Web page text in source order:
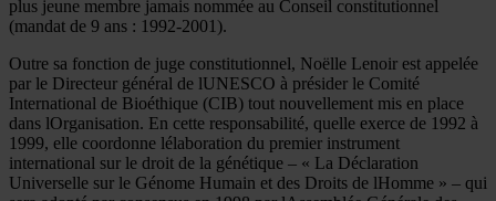
plus jeune membre jamais nommée au Conseil constitutionnel
(mandat de 9 ans : 1992-2001).
Outre sa fonction de juge constitutionnel, Noëlle Lenoir est appelée
par le Directeur général de lUNESCO à présider le Comité
International de Bioéthique (CIB) tout nouvellement mis en place
dans lOrganisation. En cette responsabilité, quelle exerce de 1992 à
1999, elle coordonne lélaboration du premier instrument
international sur le droit de la génétique – « La Déclaration
Universelle sur le Génome Humain et des Droits de lHomme » – qui